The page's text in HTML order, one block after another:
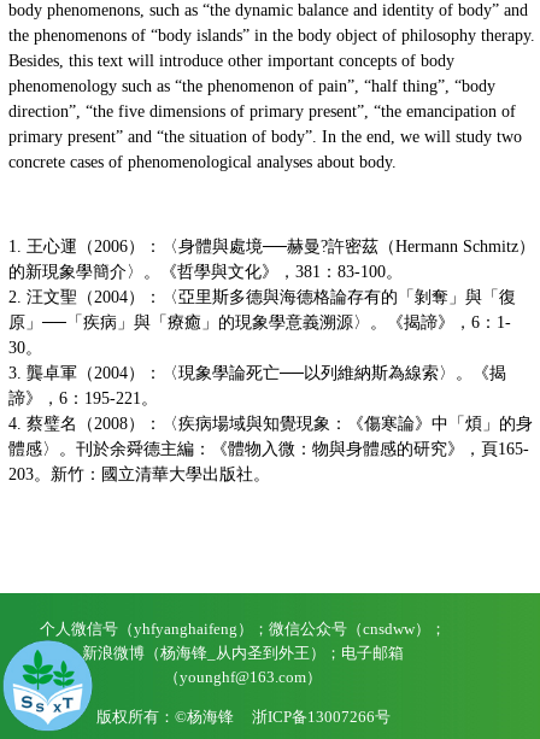
body phenomenons, such as “the dynamic balance and identity of body” and
the phenomenons of “body islands” in the body object of philosophy therapy.
Besides, this text will introduce other important concepts of body
phenomenology such as “the phenomenon of pain”, “half thing”, “body
direction”, “the five dimensions of primary present”, “the emancipation of
primary present” and “the situation of body”. In the end, we will study two
concrete cases of phenomenological analyses about body.
1. 王心運（2006）：〈身體與處境──赫曼?許密茲（Hermann Schmitz）
的新現象學簡介〉。《哲學與文化》，381：83-100。
2. 汪文聖（2004）：〈亞里斯多德與海德格論存有的「剝奪」與「復
原」──「疾病」與「療癒」的現象學意義溯源〉。《揭諦》，6：1-
30。
3. 龔卓軍（2004）：〈現象學論死亡──以列維納斯為線索〉。《揭
諦》，6：195-221。
4. 蔡璧名（2008）：〈疾病場域與知覺現象：《傷寒論》中「煩」的身
體感〉。刊於余舜德主編：《體物入微：物與身體感的研究》，頁165-
203。新竹：國立清華大學出版社。
个人微信号（yhfyanghaifeng）；微信公众号（cnsdww）；
新浪微博（杨海锋_从内圣到外王）；电子邮箱
（younghf@163.com）
版权所有：©杨海锋 浙ICP备13007266号